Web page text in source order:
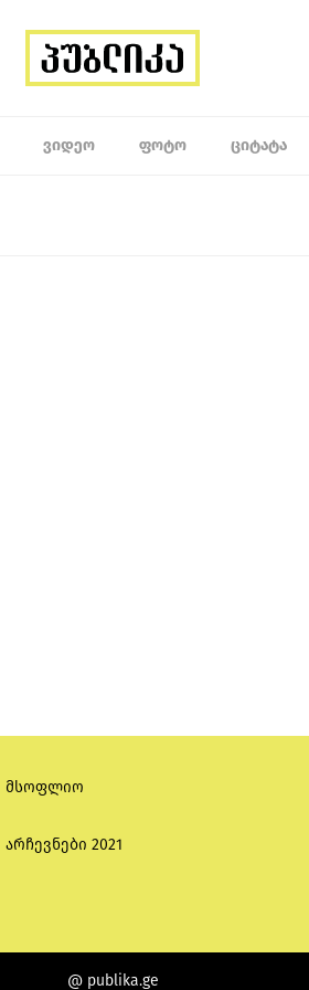
ᲕᲘᲓᲔᲝ ᲤᲝᲢᲝ ᲪᲘᲢᲐᲢᲐ
მსოფლიო
არჩევნები 2021
@ publika.ge